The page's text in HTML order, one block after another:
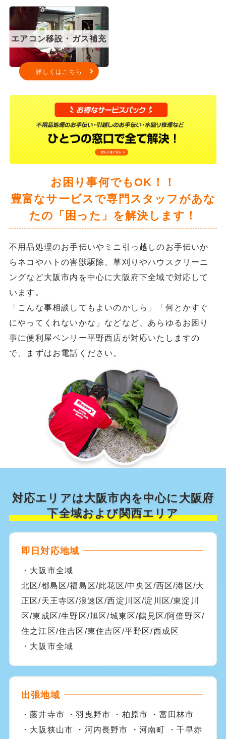
エアコン移設・ガス補充
詳しくはこちら
お困り事何でもOK！！
豊富なサービスで専門スタッフがあな
たの「困った」を解決します！
不用品処理のお手伝いやミニ引っ越しのお手伝いか
らネコやハトの害獣駆除、草刈りやハウスクリーニ
ングなど大阪市内を中心に大阪府下全域で対応して
います。
「こんな事相談してもよいのかしら」「何とかすぐ
にやってくれないかな」などなど、あらゆるお困り
事に便利屋ベンリー平野西店が対応いたしますの
で、まずはお電話ください。
対応エリアは大阪市内を中心に大阪府
下全域および関西エリア
即日対応地域
・大阪市全域
北区/都島区/福島区/此花区/中央区/西区/港区/大
正区/天王寺区/浪速区/西淀川区/淀川区/東淀川
区/東成区/生野区/旭区/城東区/鶴見区/阿倍野区/
住之江区/住吉区/東住吉区/平野区/西成区
・大阪市全域
出張地域
・藤井寺市 ・羽曳野市 ・柏原市 ・富田林市
・大阪狭山市 ・河内長野市 ・河南町 ・千早赤